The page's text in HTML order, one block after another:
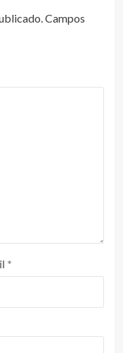
Campos
*